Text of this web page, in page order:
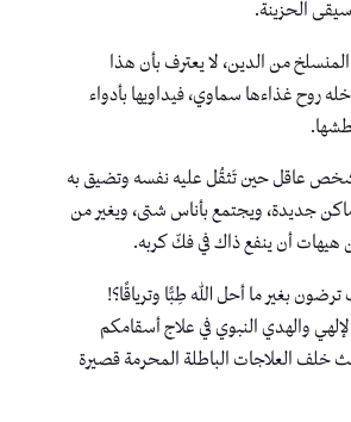
الحزينة.
من الدين، لا يعترف بأن هذا
روح غذاءها سماوي، فيداويها بأدواء
عاقل حين تَثقُل عليه نفسه وتضيق به
جديدة، ويجتمع بأناس شتى، ويغير من
هيهات أن ينفع ذاك في فكّ كربه.
بغير ما أحل الله طِبًّا وترياقًا؟!
الإلهي والهدي النبوي في علاج أسقامكم
خلف العلاجات الباطلة المحرمة قصيرة